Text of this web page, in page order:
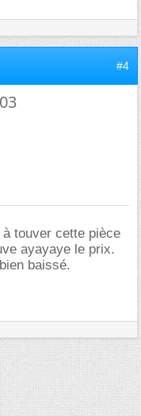
#4
touver cette pièce
ayayaye le prix.
baissé.